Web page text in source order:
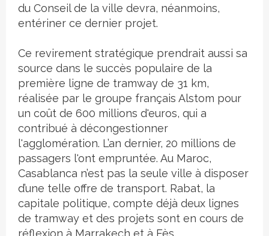
du Conseil de la ville devra, néanmoins,
entériner ce dernier projet.
Ce revirement stratégique prendrait aussi sa
source dans le succès populaire de la
première ligne de tramway de 31 km,
réalisée par le groupe français Alstom pour
un coût de 600 millions d'euros, qui a
contribué à décongestionner
l'agglomération. L’an dernier, 20 millions de
passagers l'ont empruntée. Au Maroc,
Casablanca n’est pas la seule ville à disposer
d’une telle offre de transport. Rabat, la
capitale politique, compte déjà deux lignes
de tramway et des projets sont en cours de
réflexion à Marrakech et à Fès.